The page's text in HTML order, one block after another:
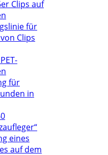
Clips auf
für
Clips
für
in
eines
auf dem